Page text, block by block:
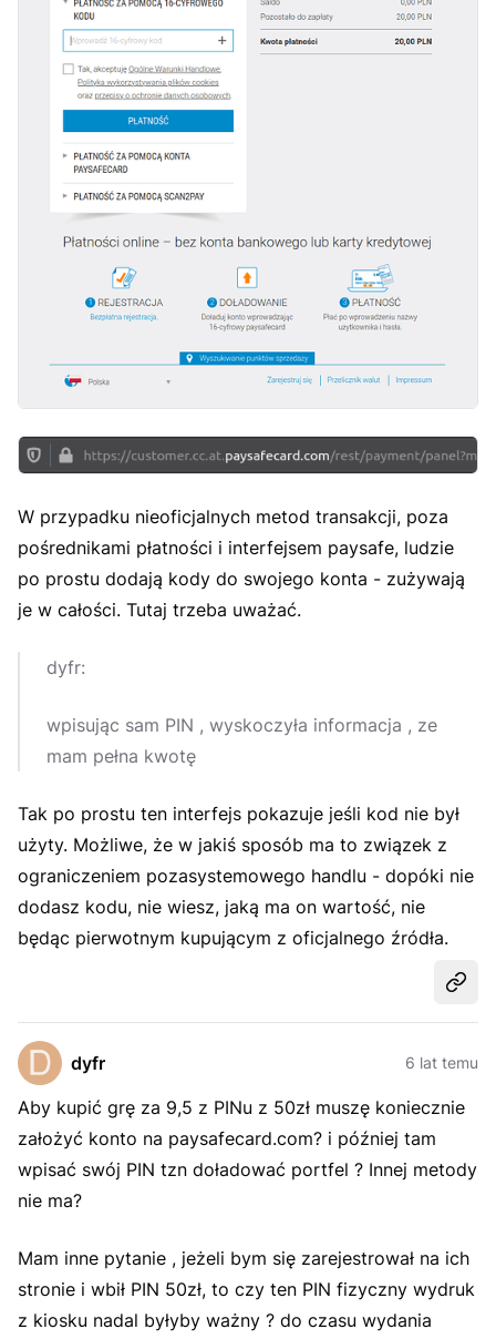
W przypadku nieoficjalnych metod transakcji, poza
pośrednikami płatności i interfejsem paysafe, ludzie
po prostu dodają kody do swojego konta - zużywają
je w całości. Tutaj trzeba uważać.
dyfr:
wpisując sam PIN , wyskoczyła informacja , ze
mam pełna kwotę
Tak po prostu ten interfejs pokazuje jeśli kod nie był
użyty. Możliwe, że w jakiś sposób ma to związek z
ograniczeniem pozasystemowego handlu - dopóki nie
dodasz kodu, nie wiesz, jaką ma on wartość, nie
będąc pierwotnym kupującym z oficjalnego źródła.
dyfr 6 lat temu
Aby kupić grę za 9,5 z PINu z 50zł muszę koniecznie
założyć konto na paysafecard.com? i później tam
wpisać swój PIN tzn doładować portfel ? Innej metody
nie ma?
Mam inne pytanie , jeżeli bym się zarejestrował na ich
stronie i wbił PIN 50zł, to czy ten PIN fizyczny wydruk
z kiosku nadal byłyby ważny ? do czasu wydania